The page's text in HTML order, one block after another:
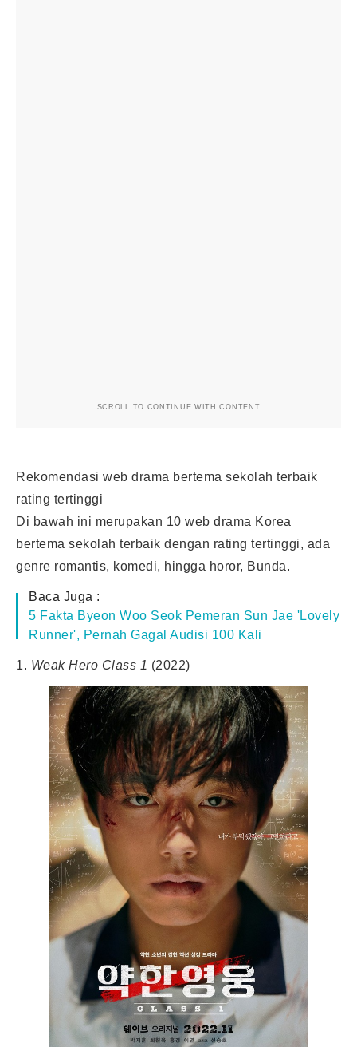
SCROLL TO CONTINUE WITH CONTENT
Rekomendasi web drama bertema sekolah terbaik
rating tertinggi
Di bawah ini merupakan 10 web drama Korea
bertema sekolah terbaik dengan rating tertinggi, ada
genre romantis, komedi, hingga horor, Bunda.
Baca Juga :
5 Fakta Byeon Woo Seok Pemeran Sun Jae 'Lovely
Runner', Pernah Gagal Audisi 100 Kali
1. Weak Hero Class 1 (2022)